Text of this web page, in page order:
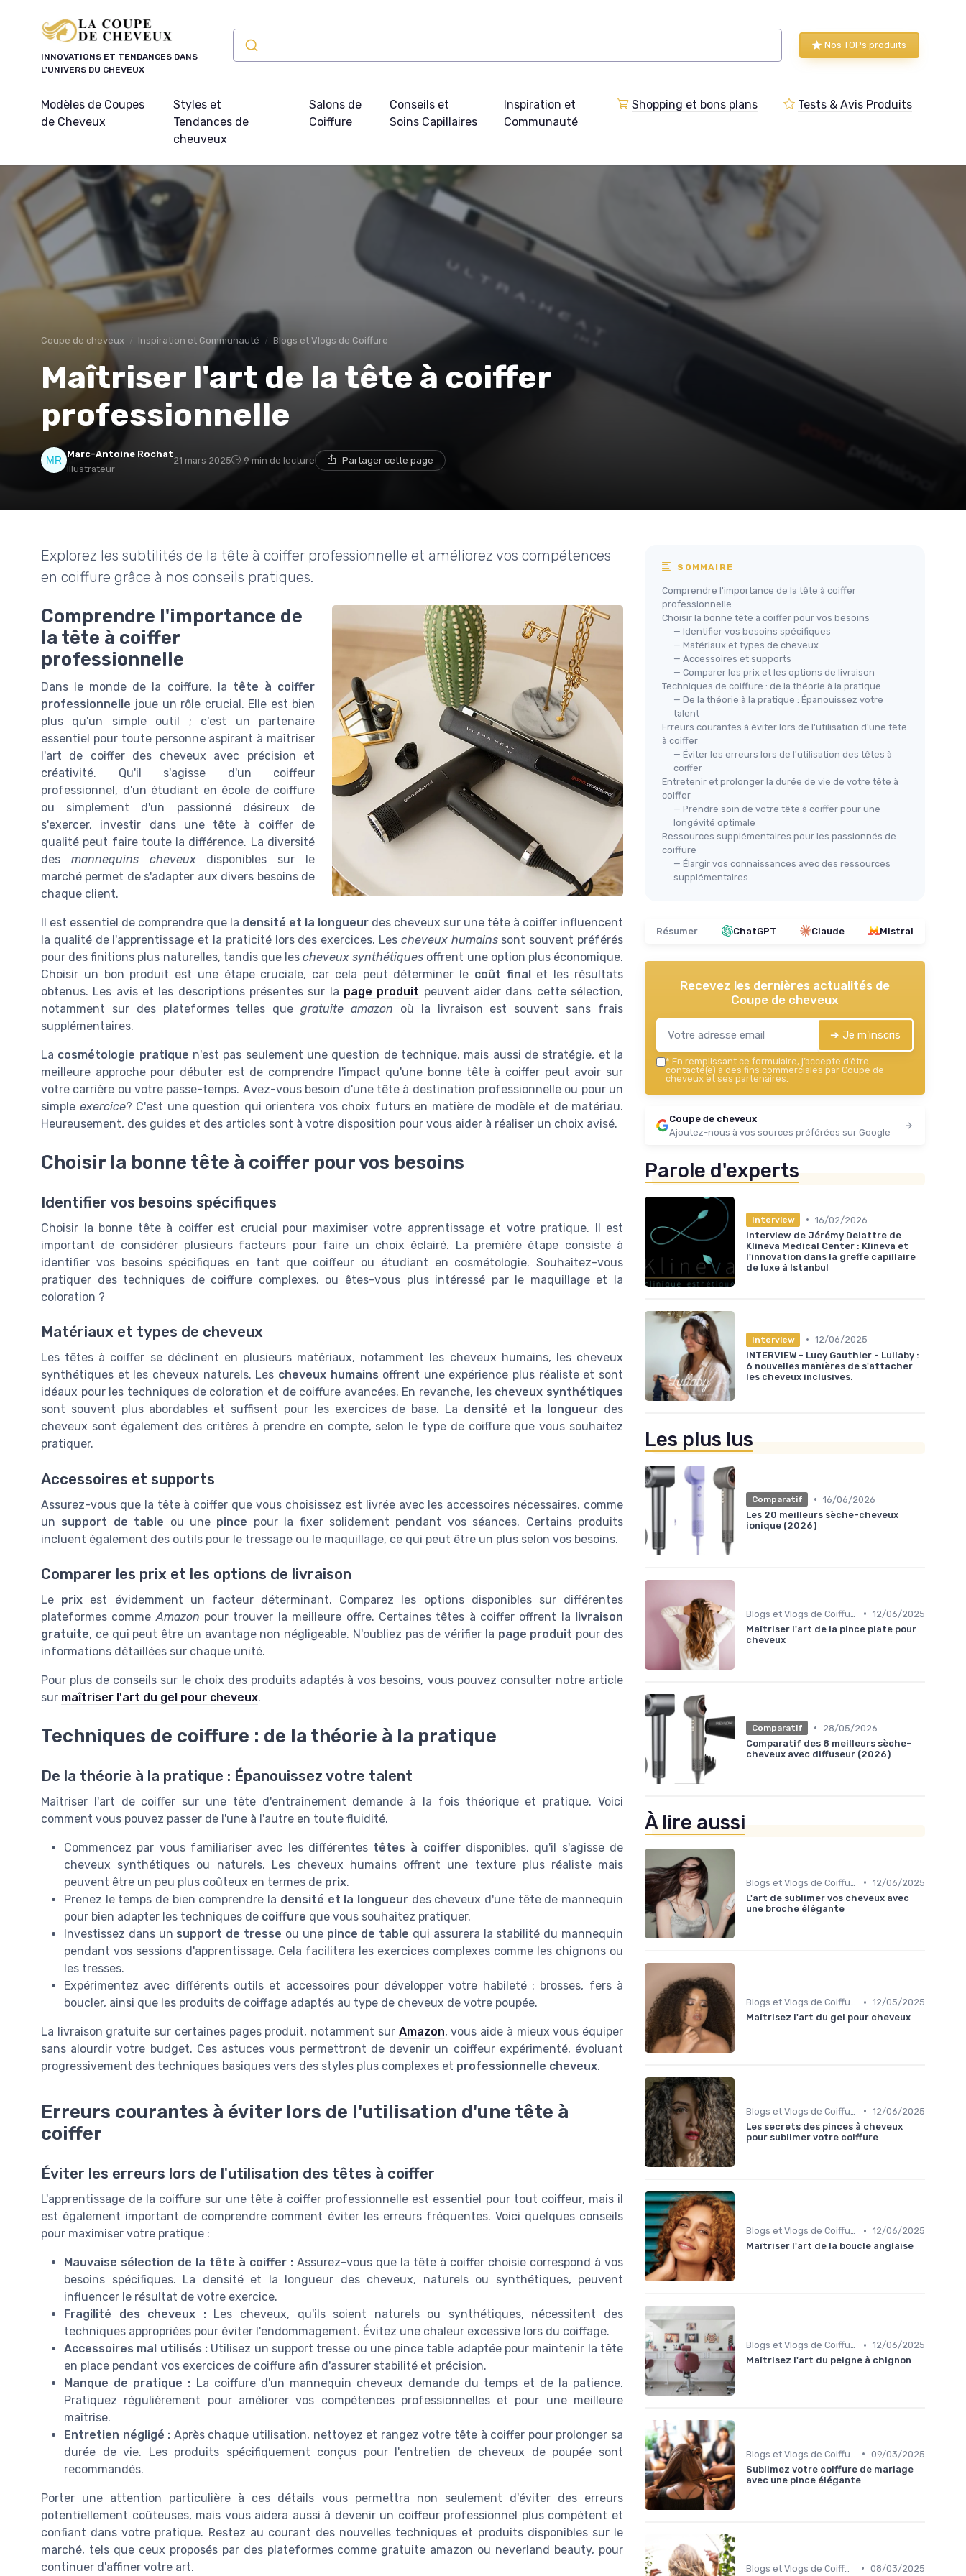
INNOVATIONS ET TENDANCES DANS
L'UNIVERS DU CHEVEUX
Nos TOPs produits
Modèles de Coupes
de Cheveux
Styles et
Tendances de
cheuveux
Salons de
Coiffure
Conseils et
Soins Capillaires
Inspiration et
Communauté
Shopping et bons plans Tests & Avis Produits
Coupe de cheveux Inspiration et Communauté Blogs et Vlogs de Coiffure
Maîtriser l'art de la tête à coiffer
professionnelle
Marc-Antoine Rochat
Illustrateur
21 mars 2025 9 min de lecture Partager cette page
Explorez les subtilités de la tête à coiffer professionnelle et améliorez vos compétences
en coiffure grâce à nos conseils pratiques.
Comprendre l'importance de
la tête à coiffer
professionnelle
Dans le monde de la coiffure, la tête à coiffer
professionnelle joue un rôle crucial. Elle est bien
plus qu'un simple outil ; c'est un partenaire
essentiel pour toute personne aspirant à maîtriser
l'art de coiffer des cheveux avec précision et
créativité. Qu'il s'agisse d'un coiffeur
professionnel, d'un étudiant en école de coiffure
ou simplement d'un passionné désireux de
s'exercer, investir dans une tête à coiffer de
qualité peut faire toute la différence. La diversité
des mannequins cheveuxdisponibles sur le
marché permet de s'adapter aux divers besoins de
chaque client.
Il est essentiel de comprendre que la densité et la longueur des cheveux sur une tête à coiffer influencent
la qualité de l'apprentissage et la praticité lors des exercices. Les cheveux humainssont souvent préférés
pour des finitions plus naturelles, tandis que lescheveux synthétiques offrent une option plus économique.
Choisir un bon produit est une étape cruciale, car cela peut déterminer le coût finalet les résultats
obtenus. Les avis et les descriptions présentes sur la page produit peuvent aider dans cette sélection,
notamment sur des plateformes telles quegratuite amazon où la livraison est souvent sans frais
supplémentaires.
La cosmétologie pratique n'est pas seulement une question de technique, mais aussi de stratégie, et la
meilleure approche pour débuter est de comprendre l'impact qu'une bonne tête à coiffer peut avoir sur
votre carrière ou votre passe-temps. Avez-vous besoin d'une tête à destination professionnelle ou pour un
simple exercice? C'est une question qui orientera vos choix futurs en matière de modèle et de matériau.
Heureusement, des guides et des articles sont à votre disposition pour vous aider à réaliser un choix avisé.
Choisir la bonne tête à coiffer pour vos besoins
Identifier vos besoins spécifiques
Choisir la bonne tête à coiffer est crucial pour maximiser votre apprentissage et votre pratique. Il est
important de considérer plusieurs facteurs pour faire un choix éclairé. La première étape consiste à
identifier vos besoins spécifiques en tant que coiffeur ou étudiant en cosmétologie. Souhaitez-vous
pratiquer des techniques de coiffure complexes, ou êtes-vous plus intéressé par le maquillage et la
coloration ?
Matériaux et types de cheveux
Les têtes à coiffer se déclinent en plusieurs matériaux, notamment les cheveux humains, les cheveux
synthétiques et les cheveux naturels. Les cheveux humains offrent une expérience plus réaliste et sont
idéaux pour les techniques de coloration et de coiffure avancées. En revanche, les cheveux synthétiques
sont souvent plus abordables et suffisent pour les exercices de base. La densité et la longueur des
cheveux sont également des critères à prendre en compte, selon le type de coiffure que vous souhaitez
pratiquer.
Accessoires et supports
Assurez-vous que la tête à coiffer que vous choisissez est livrée avec les accessoires nécessaires, comme
un support de table ou une pince pour la fixer solidement pendant vos séances. Certains produits
incluent également des outils pour le tressage ou le maquillage, ce qui peut être un plus selon vos besoins.
Comparer les prix et les options de livraison
Le prix est évidemment un facteur déterminant. Comparez les options disponibles sur différentes
plateformes commeAmazon pour trouver la meilleure offre. Certaines têtes à coiffer offrent la livraison
gratuite, ce qui peut être un avantage non négligeable. N'oubliez pas de vérifier la page produit pour des
informations détaillées sur chaque unité.
Pour plus de conseils sur le choix des produits adaptés à vos besoins, vous pouvez consulter notre article
sur maîtriser l'art du gel pour cheveux.
Techniques de coiffure : de la théorie à la pratique
De la théorie à la pratique : Épanouissez votre talent
Maîtriser l'art de coiffer sur une tête d'entraînement demande à la fois théorique et pratique. Voici
comment vous pouvez passer de l'une à l'autre en toute fluidité.
Commencez par vous familiariser avec les différentes têtes à coifferdisponibles, qu'il s'agisse de
cheveux synthétiques ou naturels. Les cheveux humains offrent une texture plus réaliste mais
peuvent être un peu plus coûteux en termes de prix.
Prenez le temps de bien comprendre la densité et la longueurdes cheveux d'une tête de mannequin
pour bien adapter les techniques de coiffure que vous souhaitez pratiquer.
Investissez dans un support de tresse ou une pince de table qui assurera la stabilité du mannequin
pendant vos sessions d'apprentissage. Cela facilitera les exercices complexes comme les chignons ou
les tresses.
Expérimentez avec différents outils et accessoires pour développer votre habileté : brosses, fers à
boucler, ainsi que les produits de coiffage adaptés au type de cheveux de votre poupée.
La livraison gratuite sur certaines pages produit, notamment sur Amazon, vous aide à mieux vous équiper
sans alourdir votre budget. Ces astuces vous permettront de devenir un coiffeur expérimenté, évoluant
progressivement des techniques basiques vers des styles plus complexes et professionnelle cheveux.
Erreurs courantes à éviter lors de l'utilisation d'une tête à
coiffer
Éviter les erreurs lors de l'utilisation des têtes à coiffer
L'apprentissage de la coiffure sur une tête à coiffer professionnelle est essentiel pour tout coiffeur, mais il
est également important de comprendre comment éviter les erreurs fréquentes. Voici quelques conseils
pour maximiser votre pratique :
Mauvaise sélection de la tête à coiffer : Assurez-vous que la tête à coiffer choisie correspond à vos
besoins spécifiques. La densité et la longueur des cheveux, naturels ou synthétiques, peuvent
influencer le résultat de votre exercice.
Fragilité des cheveux :Les cheveux, qu'ils soient naturels ou synthétiques, nécessitent des
techniques appropriées pour éviter l'endommagement. Évitez une chaleur excessive lors du coiffage.
Accessoires mal utilisés :Utilisez un support tresse ou une pince table adaptée pour maintenir la tête
en place pendant vos exercices de coiffure afin d'assurer stabilité et précision.
Manque de pratique : La coiffure d'un mannequin cheveux demande du temps et de la patience.
Pratiquez régulièrement pour améliorer vos compétences professionnelles et pour une meilleure
maîtrise.
Entretien négligé : Après chaque utilisation, nettoyez et rangez votre tête à coiffer pour prolonger sa
durée de vie. Les produits spécifiquement conçus pour l'entretien de cheveux de poupée sont
recommandés.
Porter une attention particulière à ces détails vous permettra non seulement d'éviter des erreurs
potentiellement coûteuses, mais vous aidera aussi à devenir un coiffeur professionnel plus compétent et
confiant dans votre pratique. Restez au courant des nouvelles techniques et produits disponibles sur le
marché, tels que ceux proposés par des plateformes comme gratuite amazon ou neverland beauty, pour
continuer d'affiner votre art.
SOMMAIRE
Comprendre l'importance de la tête à coiffer
professionnelle
Choisir la bonne tête à coiffer pour vos besoins
— Identifier vos besoins spécifiques
— Matériaux et types de cheveux
— Accessoires et supports
— Comparer les prix et les options de livraison
Techniques de coiffure : de la théorie à la pratique
— De la théorie à la pratique : Épanouissez votre
talent
Erreurs courantes à éviter lors de l'utilisation d'une tête
à coiffer
— Éviter les erreurs lors de l'utilisation des têtes à
coiffer
Entretenir et prolonger la durée de vie de votre tête à
coiffer
— Prendre soin de votre tête à coiffer pour une
longévité optimale
Ressources supplémentaires pour les passionnés de
coiffure
— Élargir vos connaissances avec des ressources
supplémentaires
Résumer ChatGPT Claude Mistral
Recevez les dernières actualités de
Coupe de cheveux
➔ Je m'inscris
* En remplissant ce formulaire, j’accepte d’être
contacté(e) à des fins commerciales par Coupe de
cheveux et ses partenaires.
Coupe de cheveux
Ajoutez-nous à vos sources préférées sur Google
Parole d'experts
Interview • 16/02/2026
Interview de Jérémy Delattre de
Klineva Medical Center : Klineva et
l'innovation dans la greffe capillaire
de luxe à Istanbul
Interview • 12/06/2025
INTERVIEW - Lucy Gauthier - Lullaby :
6 nouvelles manières de s'attacher
les cheveux inclusives.
Les plus lus
Comparatif • 16/06/2026
Les 20 meilleurs sèche-cheveux
ionique (2026)
• 12/06/2025
Maîtriser l'art de la pince plate pour
cheveux
Comparatif •
28/05/2026
Comparatif des 8 meilleurs sèche-
cheveux avec diffuseur (2026)
À lire aussi
• 12/06/2025
L'art de sublimer vos cheveux avec
une broche élégante
Blogs et Vlogs de Coiffure • 12/05/2025
Maîtrisez l'art du gel pour cheveux
• 12/06/2025
Les secrets des pinces à cheveux
pour sublimer votre coiffure
Blogs et Vlogs de Coiffure • 12/06/2025
Maîtriser l'art de la boucle anglaise
Blogs et Vlogs de Coiffure • 12/06/2025
Maîtrisez l'art du peigne à chignon
• 09/03/2025
Sublimez votre coiffure de mariage
avec une pince élégante
• 08/03/2025